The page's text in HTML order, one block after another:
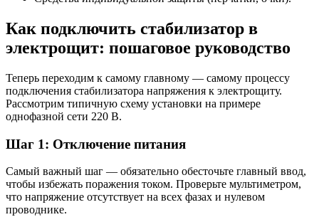
Как подключить стабилизатор в
электрощит: пошаговое руководство
Теперь переходим к самому главному — самому процессу
подключения стабилизатора напряжения к электрощиту.
Рассмотрим типичную схему установки на примере
однофазной сети 220 В.
Шаг 1: Отключение питания
Самый важный шаг — обязательно обесточьте главный ввод,
чтобы избежать поражения током. Проверьте мультиметром,
что напряжение отсутствует на всех фазах и нулевом
проводнике.